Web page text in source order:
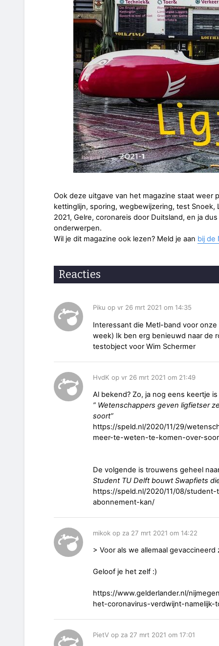
Ook deze uitgave van het magazine staat weer
kettinglijn, sporing, wegbewijzering, test Snoek,
2021, Gelre, coronareis door Duitsland, en ja
onderwerpen.
Wil je dit magazine ook lezen? Meld je aan bij de
Reacties
Piku op vr 26 mrt 2021 om 14:35
Interessant die Metl-band voor
week) Ik ben erg benieuwd naar de
testobject voor Wim Schermer
HvdK op vr 26 mrt 2021 om 21:49
Al bekend? Zo, ja nog eens keertje
” Wetenschappers geven ligfietser
soort”
https://speld.nl/2020/11/29/
meer-te-weten-te-komen-over-
De volgende is trouwens geheel
Student TU Delft bouwt Swapfiets
https://speld.nl/2020/11/08/
abonnement-kan/
mikok op za 27 mrt 2021 om 14:22
> Voor als we allemaal gevaccineerd
Geloof je het zelf :)
https://www.gelderlander.nl/
het-coronavirus-verdwijnt-
PietV op za 27 mrt 2021 om 17:01